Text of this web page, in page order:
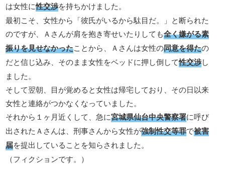
は女性に性交渉を持ちかけました。
最初こそ、女性から「彼氏がいるから駄目だ。」と断られた
のですが、Ａさんが肩を抱き寄せいたりしても全く嫌がる素
振りを見せなかったことから、Ａさんは女性の同意を得たの
だと信じ込み、そのまま女性をベッドに押し倒して性交渉し
ました。
そして翌朝、目が覚めると女性は帰宅しており、その日以来
女性と連絡がつかなくなっていました。
それから１ヶ月近くして、急に宮城県仙台中央警察署に呼び
出されたＡさんは、刑事さんから女性が強制性交等罪で被害
届を提出していることを知らされました。
（フィクションです。）